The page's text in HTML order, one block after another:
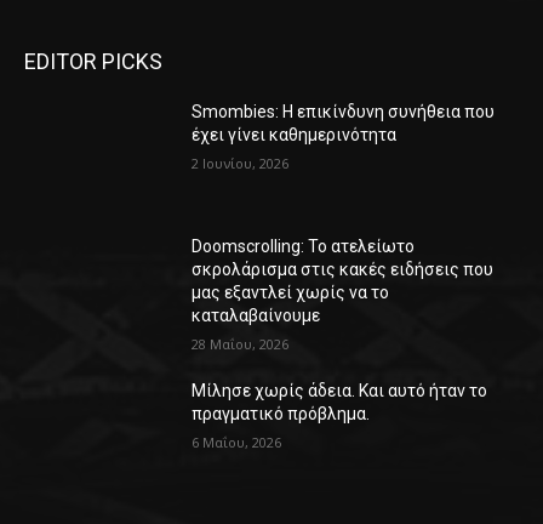
EDITOR PICKS
Smombies: Η επικίνδυνη συνήθεια που
έχει γίνει καθημερινότητα
2 Ιουνίου, 2026
Doomscrolling: Το ατελείωτο
σκρολάρισμα στις κακές ειδήσεις που
μας εξαντλεί χωρίς να το
καταλαβαίνουμε
28 Μαΐου, 2026
Μίλησε χωρίς άδεια. Και αυτό ήταν το
πραγματικό πρόβλημα.
6 Μαΐου, 2026